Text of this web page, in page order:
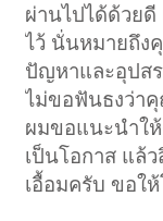
ผ่านไปได้ด้วย
ไว้ นั่นหมายถึง
ปัญหาและอุปสร
ไม่ขอฟันธงว่า
ผมขอแนะนำใ
เป็นโอกาส แล้
เอื้อมครับ ขอใ